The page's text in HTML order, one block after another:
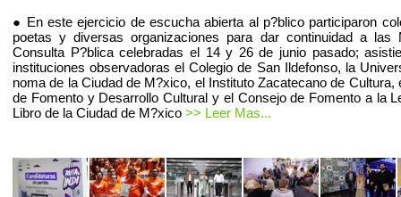
● En este ejercicio de escucha abierta al p?blico participaron
poetas y diversas organizaciones para dar continuidad a las
Consulta P?blica celebradas el 14 y 26 de junio pasado;
instituciones observadoras el Colegio de San Ildefonso, la
noma de la Ciudad de M?xico, el Instituto Zacatecano de Cultura,
de Fomento y Desarrollo Cultural y el Consejo de Fomento a la
Libro de la Ciudad de M?xico >> Leer Mas...